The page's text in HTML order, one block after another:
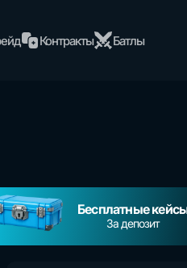
Контракты Батлы
Бесплатные
За депозит